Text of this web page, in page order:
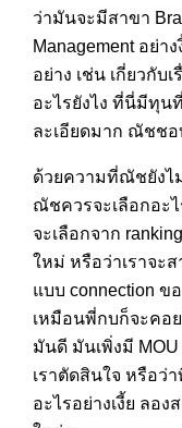
ว่ามันจะมีสาขา
Management อย่า
อย่าง เช่น เกี่ยวกับ
อะไรยังไง ที่นี่มีทุน
ละเอียดมาก ณัชช
ด้วยความที่ณัชยังไ
ณัชควรจะเลือกอะไ
จะเลือกจาก
ใหม่ หรือว่าเราจะ
แบบ connection ข
เหมือนพี่กบก็จะคอ
มันดี มันเพิ่งมี
เราตัดสินใจ หรือว่
อะไรอย่างเงี้ย ลอ